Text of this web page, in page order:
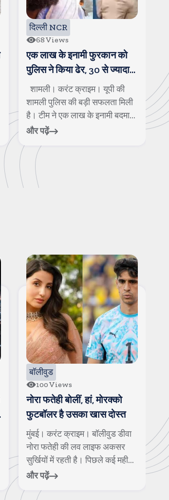
दिल्ली NCR
68Views
एक लाख के इनामी फुरकान को
पुलिस ने किया ढेर, 30 से ज्यादा
गंभीर मामले थे दर्ज
शामली। करंट क्राइम। यूपी की
शामली पुलिस की बड़ी सफलता मिली
है। टीम ने एक लाख के इनामी बदमाश
फु...
और पढ़ें
बॉलीवुड
100Views
नोरा फतेही बोलीं, हां, मोरक्को
फुटबॉलर है उसका खास दोस्त
मुंबई। करंट क्राइम। बॉलीवुड डीवा
नोरा फतेही की लव लाइफ अकसर
सुर्खियों में रहती है। पिछले कई मही...
और पढ़ें